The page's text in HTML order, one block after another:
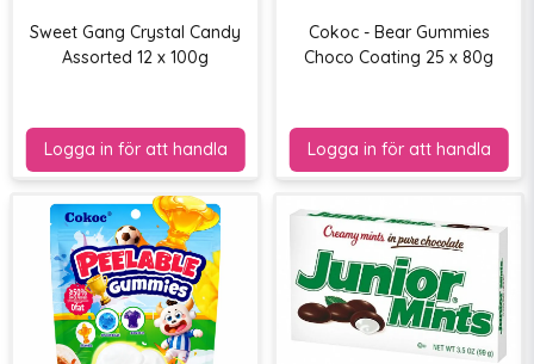
Sweet Gang Crystal Candy
Assorted 12 x 100g
Cokoc - Bear Gummies
Choco Coating 25 x 80g